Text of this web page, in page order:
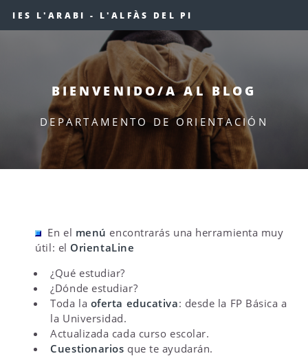
IES L'ARABI - L'ALFÀS DEL PI
BIENVENIDO/A AL BLOG
DEPARTAMENTO DE ORIENTACIÓN
En el menú encontrarás una herramienta muy
útil: el OrientaLine
¿Qué estudiar?
¿Dónde estudiar?
Toda la oferta educativa: desde la FP Básica a
la Universidad.
Actualizada cada curso escolar.
Cuestionarios que te ayudarán.